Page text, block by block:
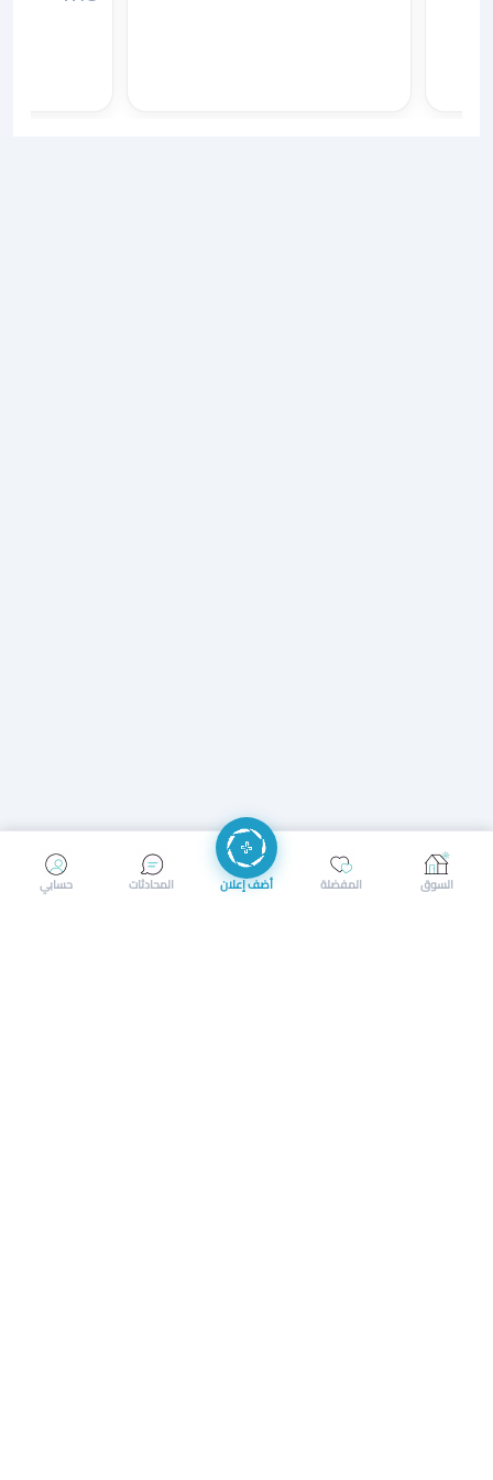
إرسال رسالة إجراء مكالمة
حسابي المحادثات أضف إعلان المفضلة السوق